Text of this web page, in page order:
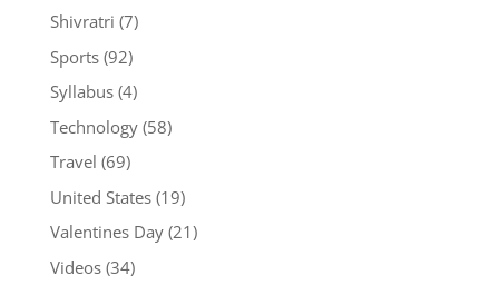
Shivratri (7)
Sports(92)
Syllabus(4)
Technology(58)
Travel (69)
United States(19)
Valentines Day(21)
Videos(34)